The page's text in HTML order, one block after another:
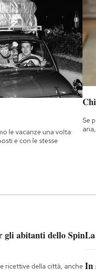
le vacanze una volta:
e con le stesse
Se
gli abitanti dello Spin
ricettive della città, anche In